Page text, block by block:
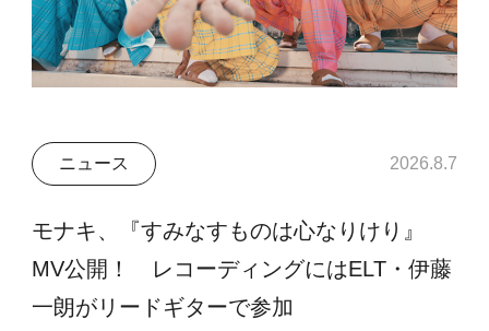
ニュース 2026.8.7
モナキ、『すみなすものは心なりけり』
MV公開！ レコーディングにはELT・伊藤
一朗がリードギターで参加